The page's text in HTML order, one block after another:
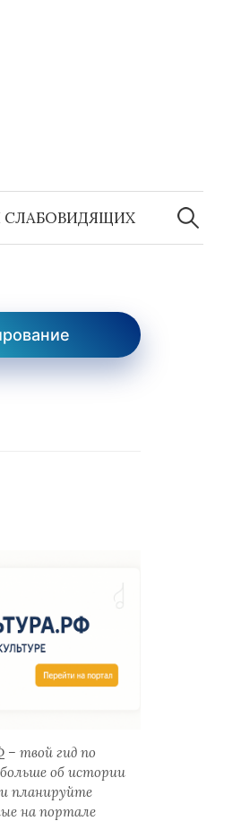
СЛАБОВИДЯЩИХ
Найти:
– твой гид по
об истории
планируйте
на портале